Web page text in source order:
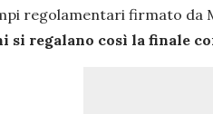
regolamentari firmato da
si regalano così la finale